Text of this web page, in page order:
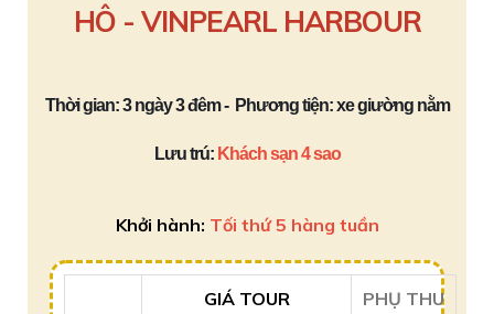
HÔ - VINPEARL HARBOUR
Thời gian:3 ngày 3 đêm - Phương tiện:xe giường nằm
Lưu trú: Khách sạn 4 sao
Khởi hành: Tối thứ 5 hàng tuần
GIÁ TOUR
PHỤ THU